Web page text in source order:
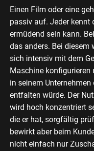
Einen Film oder eine
passiv auf. Jeder kennt
ermüdend sein kann.
das anders. Bei diesem
sich intensiv mit dem
Maschine
in seinem
entfalten würde. Der
wird hoch konzentriert
die er hat, sorgfältig
bewirkt aber beim
nicht einfach nur